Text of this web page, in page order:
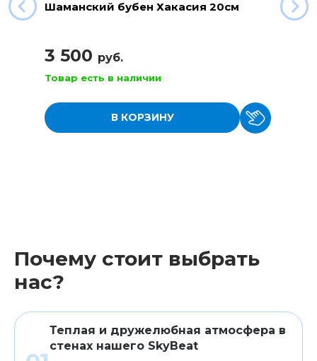
Шаманский бубен Хакасия 20см
3 500 руб.
Товар есть в наличии
В КОРЗИНУ
Почему стоит выбрать
нас?
Теплая и дружелюбная атмосфера в
стенах нашего SkyBeat